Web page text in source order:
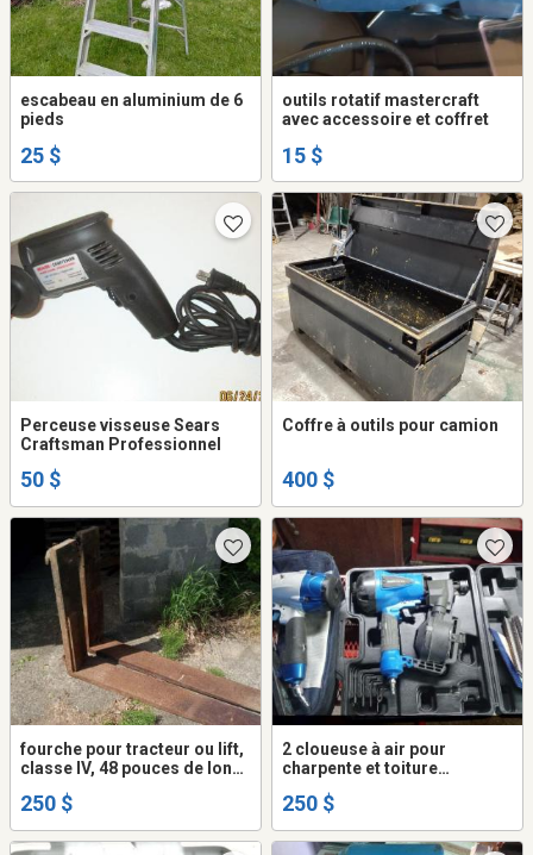
escabeau en aluminium de 6
pieds
25 $
outils rotatif mastercraft
avec accessoire et coffret
15 $
Perceuse visseuse Sears
Craftsman Professionnel
50 $
Coffre à outils pour camion
400 $
fourche pour tracteur ou lift,
classe IV, 48 pouces de long
250 $
2 cloueuse à air pour
charpente et toiture
250 $